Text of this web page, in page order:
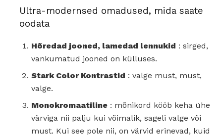
Ultra-modernsed omadused, mida saate
oodata
Hõredad jooned, lamedad lennukid : sirged,
vankumatud jooned on külluses.
Stark Color Kontrastid : valge must, must,
valge.
Monokromaatiline : mõnikord kööb keha ühe
värviga nii palju kui võimalik, sageli valge või
must. Kui see pole nii, on värvid erinevad, kuid